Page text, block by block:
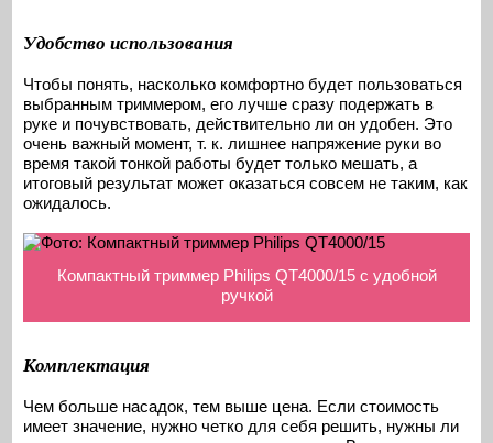
Удобство использования
Чтобы понять, насколько комфортно будет пользоваться
выбранным триммером, его лучше сразу подержать в
руке и почувствовать, действительно ли он удобен. Это
очень важный момент, т. к. лишнее напряжение руки во
время такой тонкой работы будет только мешать, а
итоговый результат может оказаться совсем не таким, как
ожидалось.
Компактный триммер Philips QT4000/15 с удобной
ручкой
Комплектация
Чем больше насадок, тем выше цена. Если стоимость
имеет значение, нужно четко для себя решить, нужны ли